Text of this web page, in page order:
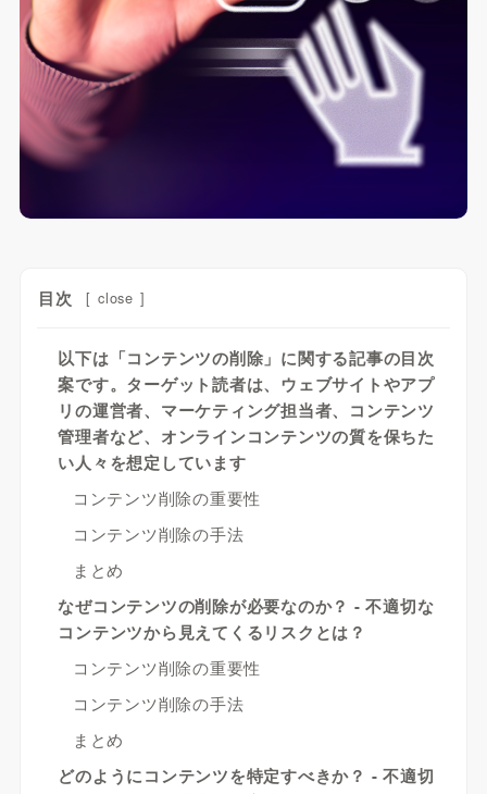
目次 [ close ]
以下は「コンテンツの削除」に関する記事の目次
案です。ターゲット読者は、ウェブサイトやアプ
リの運営者、マーケティング担当者、コンテンツ
管理者など、オンラインコンテンツの質を保ちた
い人々を想定しています
コンテンツ削除の重要性
コンテンツ削除の手法
まとめ
なぜコンテンツの削除が必要なのか？ - 不適切な
コンテンツから見えてくるリスクとは？
コンテンツ削除の重要性
コンテンツ削除の手法
まとめ
どのようにコンテンツを特定すべきか？ - 不適切